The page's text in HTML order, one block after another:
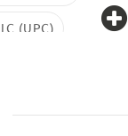
(UPC)